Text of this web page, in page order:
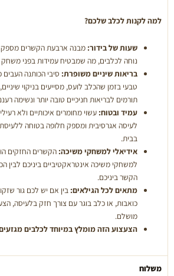
לכלבים
וגדולים-
50
אחוז
הנחה
למה לקנות לכלב שלכם?
שעות של בידור: מבנה ארבעת הקשרים מספק
נוחה לכלבים, מה שמבטיח עמידות בפני משחק
בריאות שיניים משופרת: סיבי הכותנה העבים
טבעי בזמן שהכלב לועס, מסייעים בניקוי
תורמים לבריאות חניכיים טובה יותר ונשימה
עמיד ובטוח: עשוי מחומרים איכותיים ולא
לעיסה אגרסיבית ומספק חלופה בטוחה
בבית.
אידיאלי למשחקי משיכה: הקשרים החזקים
למשחקי משיכה אינטראקטיביים ביניכם לבין
הקשר ביניכם.
מתאים לכל הגילאים: בין אם יש לכם גור
כואבות, או כלב בוגר עם צורך חזק בלעיסה,
מושלם.
הצעצוע הזה מומלץ במיוחד לכלבים מגזעים
משלוח